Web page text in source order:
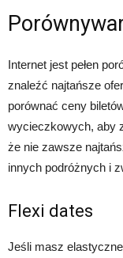
Internet jest pełen
znaleźć najtańsze
porównać ceny
wycieczkowych, aby
że nie zawsze
innych podróżnych i
Flexi dates
Jeśli masz